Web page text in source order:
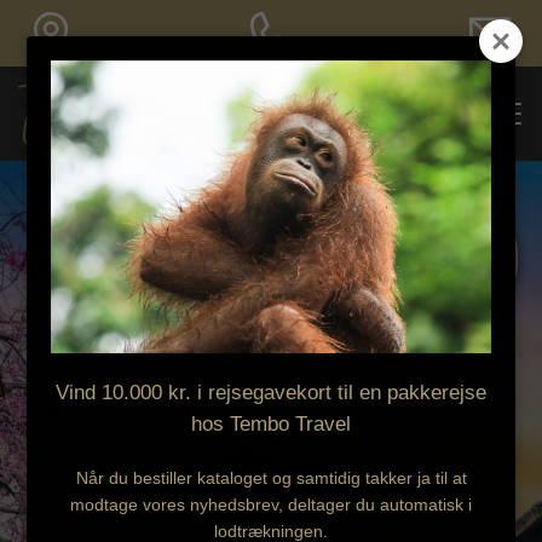
Bestil tilbud
Pakkerejser er jeres sikkerhed
Sikre mellemlandinger inkluderet
Vind 10.000 kr. i rejsegavekort til en pakkerejse
hos Tembo Travel
Når du bestiller kataloget og samtidig takker ja til at
modtage vores nyhedsbrev, deltager du automatisk i
lodtrækningen.